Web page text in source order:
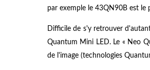
par exemple le 43QN90B est le
Difficile de s'y retrouver
Quantum Mini LED. Le « Neo
de l'image (technologies